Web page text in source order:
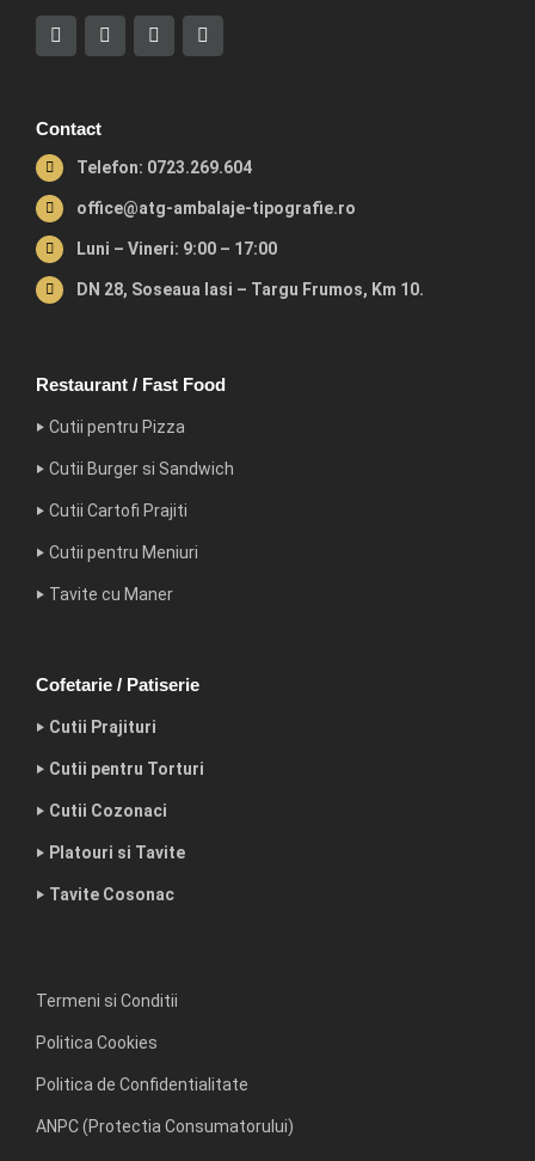
Contact
Telefon: 0723.269.604
office@atg-ambalaje-tipografie.ro
Luni – Vineri: 9:00 – 17:00
DN 28, Soseaua Iasi – Targu Frumos, Km 10.
Restaurant / Fast Food
‣ Cutii pentru Pizza
‣ Cutii Burger si Sandwich
‣ Cutii Cartofi Prajiti
‣ Cutii pentru Meniuri
‣ Tavite cu Maner
Cofetarie / Patiserie
‣ Cutii Prajituri
‣ Cutii pentru Torturi
‣ Cutii Cozonaci
‣ Platouri si Tavite
‣ Tavite Cosonac
Termeni si Conditii
Politica Cookies
Politica de Confidentialitate
ANPC (Protectia Consumatorului)